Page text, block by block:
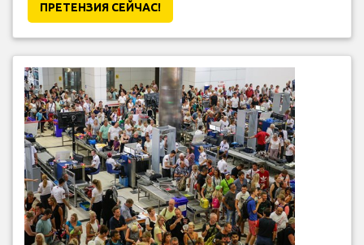
ПРЕТЕНЗИЯ CЕЙЧАС!